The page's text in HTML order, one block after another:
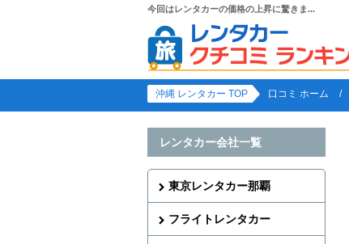
今回はレンタカーの価格の上昇に驚きま...
沖縄 レンタカー TOP 口コミ ホーム
レンタカー会社一覧
東京レンタカー那覇
フライトレンタカー